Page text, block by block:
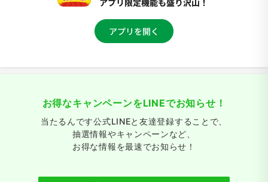
お得なキャンペーンをLINEでお知らせ！
当たるんです公式LINEと友達登録することで、
抽選情報やキャンペーンなど、
お得な情報を最速でお知らせ！